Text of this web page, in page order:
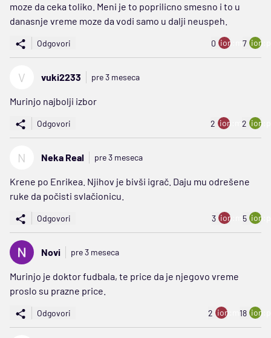
moze da ceka toliko. Meni je to poprilicno smesno i to u
danasnje vreme moze da vodi samo u dalji neuspeh.
Odgovori 0 ion:minus
7
V vuki2233 pre 3 meseca
Murinjo najbolji izbor
Odgovori 2 ion:minus
2
N Neka Real pre 3 meseca
Krene po Enrikea. Njihov je bivši igrač. Daju mu odrešene
ruke da počisti svlačionicu.
Odgovori 3 ion:minus
5
Novi pre 3 meseca
Murinjo je doktor fudbala, te price da je njegovo vreme
proslo su prazne price.
Odgovori 2 ion:minus
18